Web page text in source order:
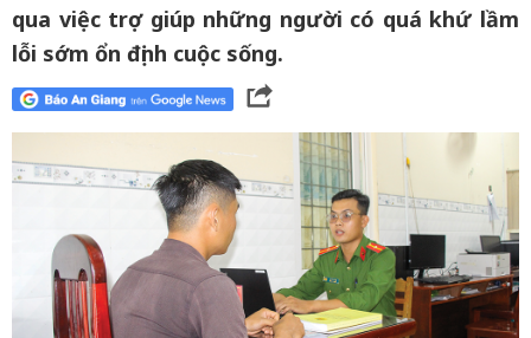
qua việc trợ giúp những người có quá khứ lầm
lỗi sớm ổn định cuộc sống.